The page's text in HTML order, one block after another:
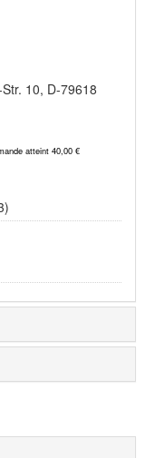
10, D-79618
atteint 40,00 €